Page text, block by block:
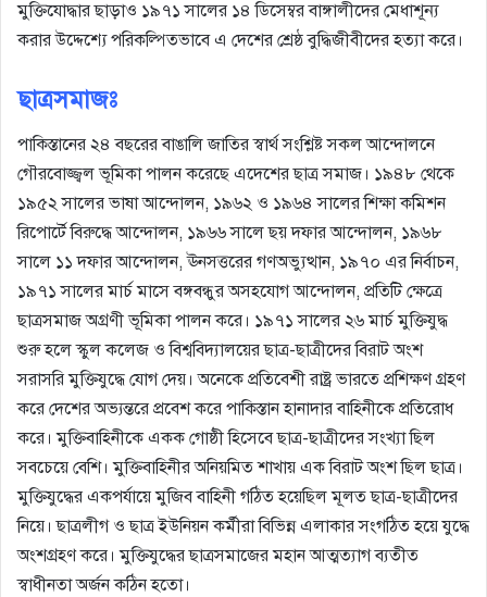
মুক্তিযোদ্ধার ছাড়াও ১৯৭১ সালের ১৪ ডিসেম্বর বাঙ্গালীদের মেধাশূন্য
করার উদ্দেশ্যে পরিকল্পিতভাবে এ দেশের শ্রেষ্ঠ বুদ্ধিজীবীদের হত্যা করে।
ছাত্রসমাজঃ
পাকিস্তানের ২৪ বছরের বাঙালি জাতির স্বার্থ সংশ্লিষ্ট সকল আন্দোলনে
গৌরবোজ্জ্বল ভূমিকা পালন করেছে এদেশের ছাত্র সমাজ। ১৯৪৮ থেকে
১৯৫২ সালের ভাষা আন্দোলন, ১৯৬২ ও ১৯৬৪ সালের শিক্ষা কমিশন
রিপোর্টে বিরুদ্ধে আন্দোলন, ১৯৬৬ সালে ছয় দফার আন্দোলন, ১৯৬৮
সালে ১১ দফার আন্দোলন, ঊনসত্তরের গণঅভ্যুত্থান, ১৯৭০ এর নির্বাচন,
১৯৭১ সালের মার্চ মাসে বঙ্গবন্ধুর অসহযোগ আন্দোলন, প্রতিটি ক্ষেত্রে
ছাত্রসমাজ অগ্রণী ভূমিকা পালন করে। ১৯৭১ সালের ২৬ মার্চ মুক্তিযুদ্ধ
শুরু হলে স্কুল কলেজ ও বিশ্ববিদ্যালয়ের ছাত্র-ছাত্রীদের বিরাট অংশ
সরাসরি মুক্তিযুদ্ধে যোগ দেয়। অনেকে প্রতিবেশী রাষ্ট্র ভারতে প্রশিক্ষণ গ্রহণ
করে দেশের অভ্যন্তরে প্রবেশ করে পাকিস্তান হানাদার বাহিনীকে প্রতিরোধ
করে। মুক্তিবাহিনীকে একক গোষ্ঠী হিসেবে ছাত্র-ছাত্রীদের সংখ্যা ছিল
সবচেয়ে বেশি। মুক্তিবাহিনীর অনিয়মিত শাখায় এক বিরাট অংশ ছিল ছাত্র।
মুক্তিযুদ্ধের একপর্যায়ে মুজিব বাহিনী গঠিত হয়েছিল মূলত ছাত্র-ছাত্রীদের
নিয়ে। ছাত্রলীগ ও ছাত্র ইউনিয়ন কর্মীরা বিভিন্ন এলাকার সংগঠিত হয়ে যুদ্ধে
অংশগ্রহণ করে। মুক্তিযুদ্ধের ছাত্রসমাজের মহান আত্মত্যাগ ব্যতীত
স্বাধীনতা অর্জন কঠিন হতো।